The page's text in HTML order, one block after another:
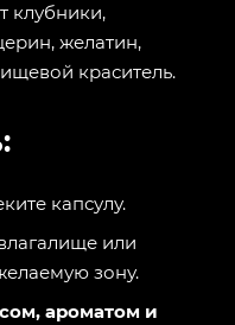
клубники,
желатин,
краситель.
капсулу.
или
зону.
ароматом и